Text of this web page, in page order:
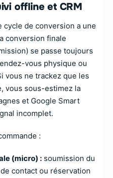
offline et CRM
cycle de conversion a une
conversion finale
se passe toujours
vous physique ou
vous ne trackez que les
vous sous-estimez la
et Google Smart
incomplet.
:
(micro) :soumission du
contact ou réservation